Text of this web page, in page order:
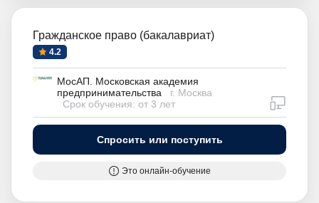
Гражданское право (бакалавриат)
4.2
МосАП. Московская академия
предпринимательства
г. Москва
Срок обучения: от 3 лет
Спросить или поступить
Это онлайн-обучение